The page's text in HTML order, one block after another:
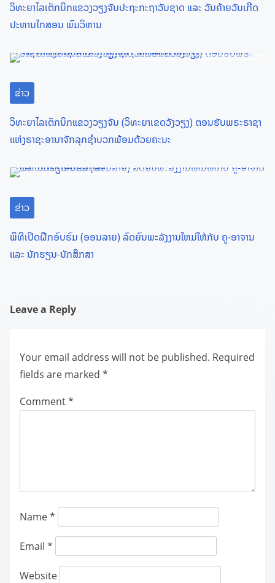
v
i
a
t
i
o
n
ວິທະຍາໄລເຕັກນິກແຂວງວຽງຈັນປະຖະກະຖາວັນຊາດ ແລະ ວັນຄ້າຍວັນເກີດ
ປະທານໄກສອນ ພົມວິຫານ
ຂ່າວ
ວິທະຍາໄລເຕັກນິກແຂວງວຽງຈັນ (ວິທະຍາເຂດວັງວຽງ) ຕອນຮັບພຣະຣາຊາ
ແຫ່ງຣາຊະອານາຈັກລຸກຊຳບວກພ້ອມດ້ວຍຄະນະ
ຂ່າວ
ພິທີເປີດຝືກອົບຮົມ (ອອນລາຍ) ລົດຍົນພະລັງງານໃຫມ່ໃຫ້ກັບ ຄູ-ອາຈານ
ແລະ ນັກຮຽນ-ນັກສຶກສາ
Leave a Reply
Your email address will not be published. Required
fields are marked *
Comment*
Name*
Email *
Website